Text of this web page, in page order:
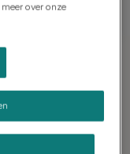
Snacks
over onze